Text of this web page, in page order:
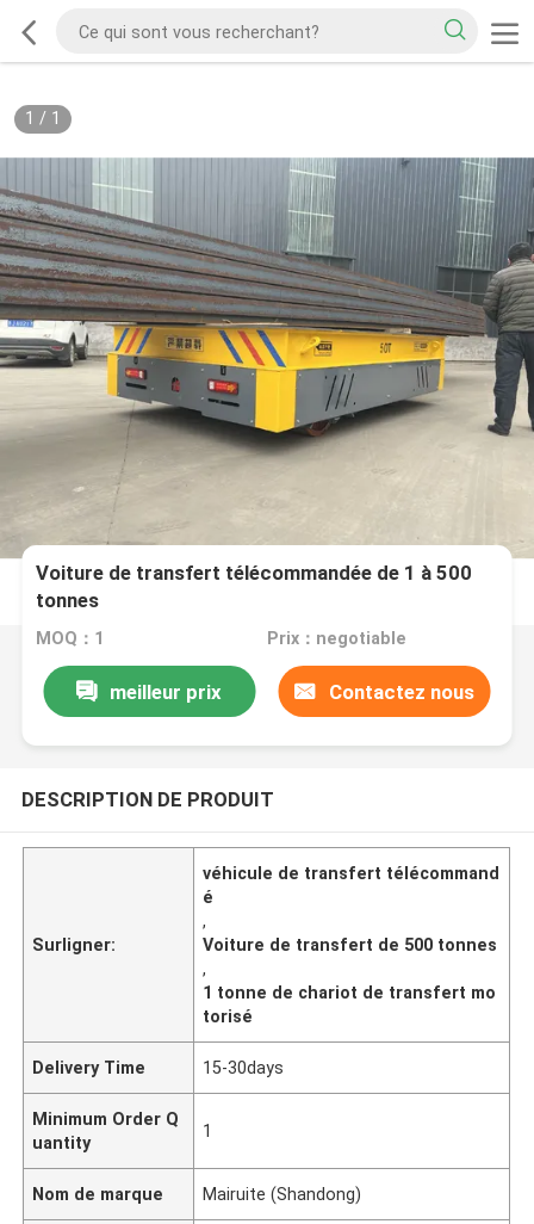
1 / 1
Voiture de transfert télécommandée de 1 à 500
tonnes
MOQ：1 Prix：negotiable
meilleur prix Contactez nous
DESCRIPTION DE PRODUIT
Surligner:
véhicule de transfert télécommand
é
,
Voiture de transfert de 500 tonnes
,
1 tonne de chariot de transfert mo
torisé
Delivery Time 15-30days
Minimum Order Q
uantity
1
Nom de marque Mairuite (Shandong)